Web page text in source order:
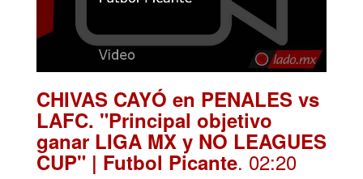
CHIVAS CAYÓ en PENALES vs
LAFC. "Principal objetivo
ganar LIGA MX y NO LEAGUES
CUP" | Futbol Picante. 02:20